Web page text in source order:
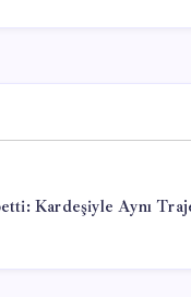
Kardeşiyle Aynı